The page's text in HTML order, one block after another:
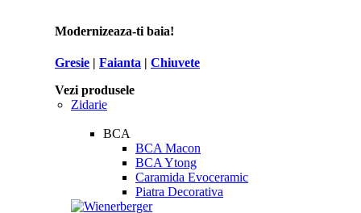
Modernizeaza-ti baia!
Gresie | Faianta | Chiuvete
Vezi produsele
Zidarie
BCA
BCA Macon
BCA Ytong
Caramida Evoceramic
Piatra Decorativa